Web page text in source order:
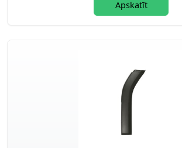
Apskatīt